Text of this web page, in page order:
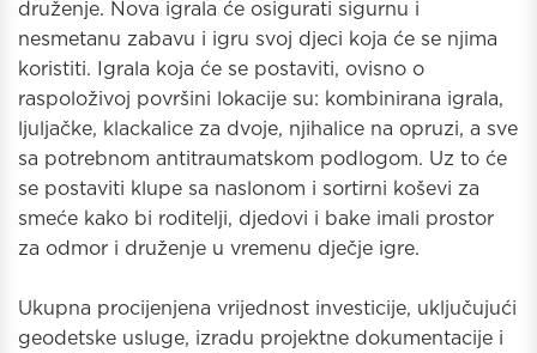
druženje. Nova igrala će osigurati sigurnu i
nesmetanu zabavu i igru svoj djeci koja će se njima
koristiti. Igrala koja će se postaviti, ovisno o
raspoloživoj površini lokacije su: kombinirana igrala,
ljuljačke, klackalice za dvoje, njihalice na opruzi, a sve
sa potrebnom antitraumatskom podlogom. Uz to će
se postaviti klupe sa naslonom i sortirni koševi za
smeće kako bi roditelji, djedovi i bake imali prostor
za odmor i druženje u vremenu dječje igre.
Ukupna procijenjena vrijednost investicije, uključujući
geodetske usluge, izradu projektne dokumentacije i